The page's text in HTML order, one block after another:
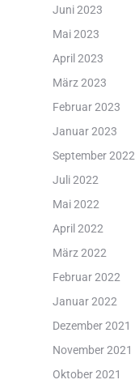
Juni 2023
Mai 2023
April 2023
März 2023
Februar 2023
Januar 2023
September 2022
Juli 2022
Mai 2022
April 2022
März 2022
Februar 2022
Januar 2022
Dezember 2021
November 2021
Oktober 2021